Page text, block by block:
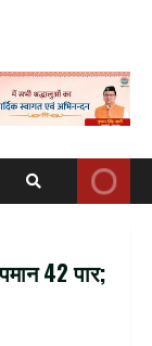
42 पार;